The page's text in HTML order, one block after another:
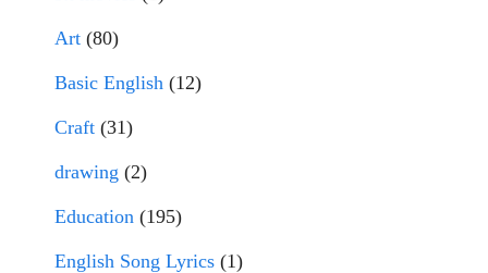
Art (80)
Basic English (12)
Craft (31)
drawing (2)
Education (195)
English Song Lyrics (1)